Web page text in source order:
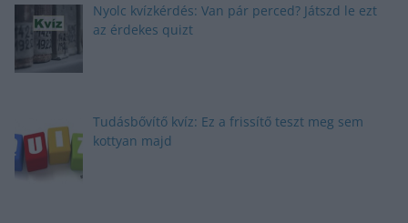
Nyolc kvízkérdés: Van pár perced? Játszd le ezt
az érdekes quizt
Tudásbővítő kvíz: Ez a frissítő teszt meg sem
kottyan majd